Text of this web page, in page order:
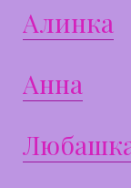
Алинка
Анна